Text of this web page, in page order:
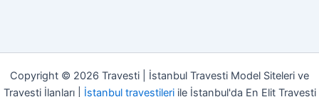
Copyright © 2026 Travesti | İstanbul Travesti Model Siteleri ve
Travesti İlanları | İstanbul travestileriile İstanbul'da En Elit Travesti